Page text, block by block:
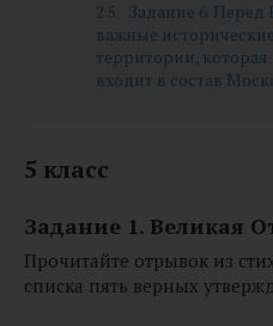
Задание 6.
важные
территории,
входит в состав
5 класс
Задание 1. Великая
Прочитайте отрывок из
списка пять верных